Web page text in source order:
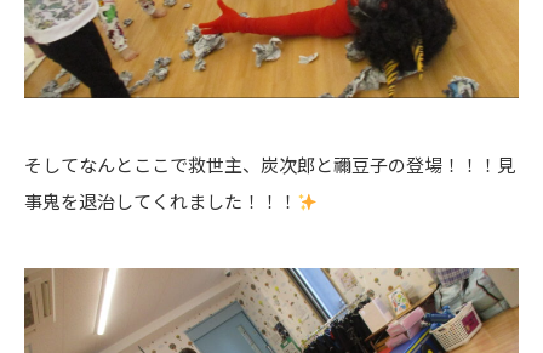
そしてなんとここで救世主、炭次郎と禰豆子の登場！！！見
事鬼を退治してくれました！！！